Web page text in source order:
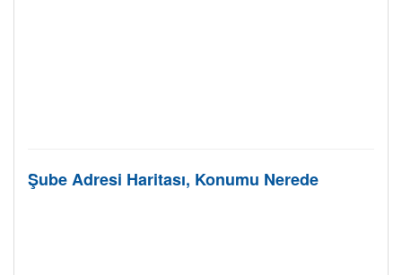
Şube Adresi Haritası, Konumu Nerede